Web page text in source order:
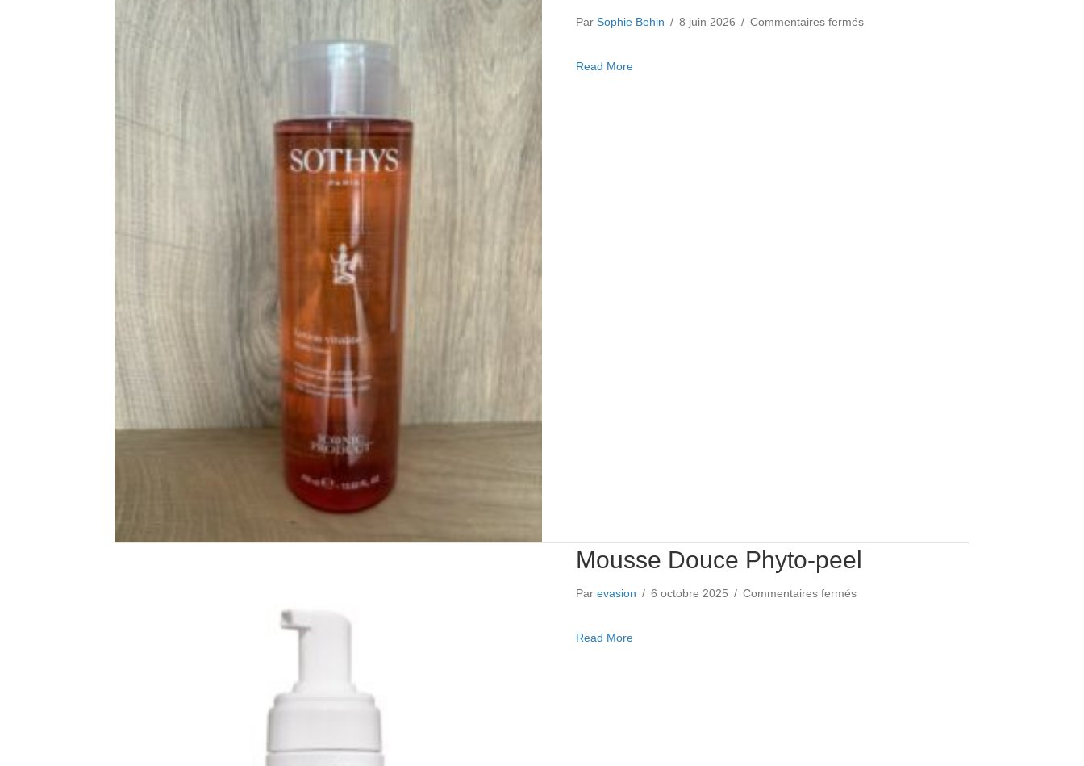
ParSophie Behin / 8 juin 2026 / Commentaires ferméssur
Read Moreabout Lotion Vitalité 400 ml
Mousse Douce Phyto-peel
Parevasion / 6 octobre 2025 / Commentaires ferméssur
Read Moreabout Mousse Douce Phyto-peel